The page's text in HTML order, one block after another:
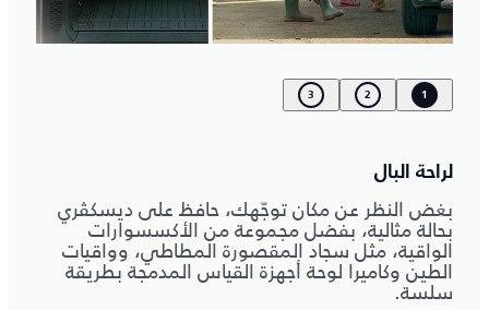
1
2
3
لراحة البال
بغض النظر عن مكان توجّهك، حافظ على ديسكڤري
بحالة مثالية، بفضل مجموعة من الأكسسوارات
الواقية، مثل سجاد المقصورة المطاطي، وواقيات
الطين وكاميرا لوحة أجهزة القياس المدمجة بطريقة
سلسة.